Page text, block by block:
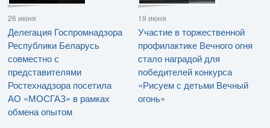
26 июня
Делегация Госпромнадзора
Республики Беларусь
совместно с
представителями
Ростехнадзора посетила
АО «МОСГАЗ» в рамках
обмена опытом
19 июня
Участие в торжественной
профилактике Вечного огня
стало наградой для
победителей конкурса
«Рисуем с детьми Вечный
огонь»